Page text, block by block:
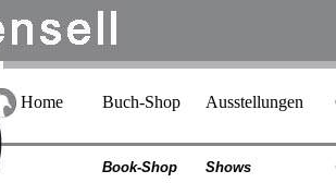
Home Buch-Shop Ausstellungen
Book-Shop Shows